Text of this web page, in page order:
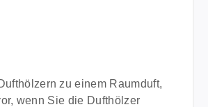
zu einem Raumduft,
wenn Sie die Dufthölzer